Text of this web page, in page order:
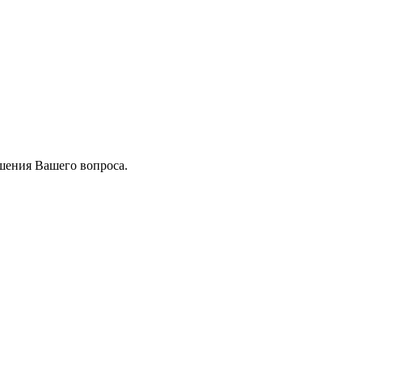
Вашего вопроса.